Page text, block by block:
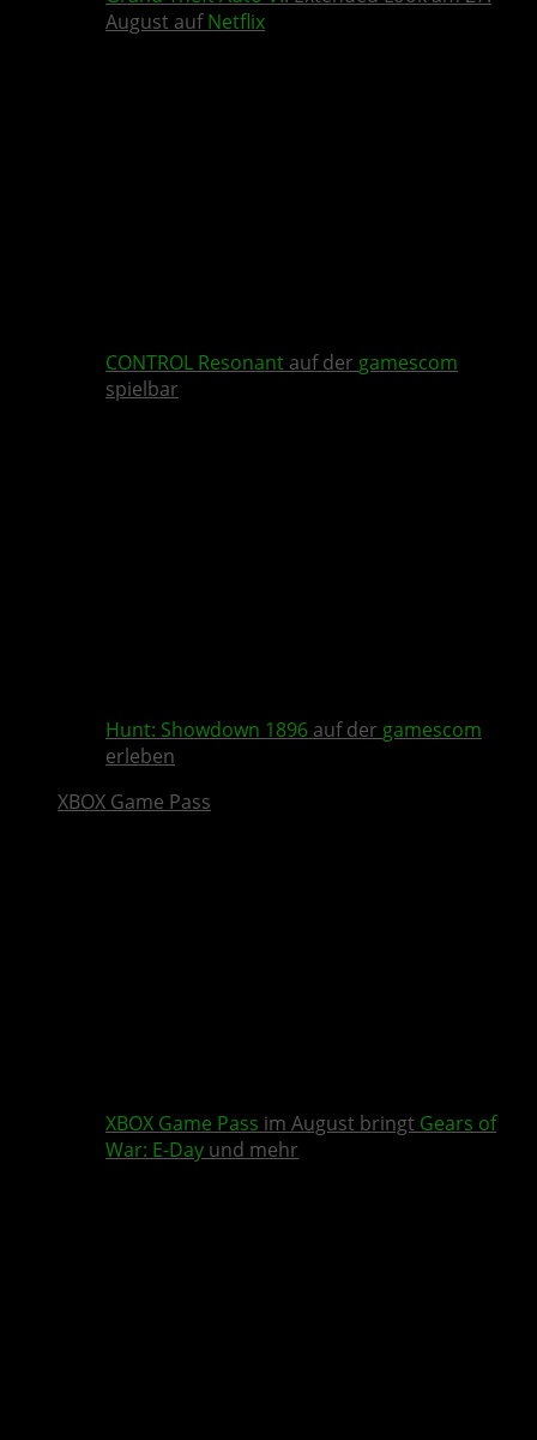
August aufNetflix
CONTROL Resonant auf der gamescom
spielbar
Hunt: Showdown 1896 auf der gamescom
erleben
XBOX Game Pass
XBOX Game Pass im August bringt Gears of
War: E-Day und mehr